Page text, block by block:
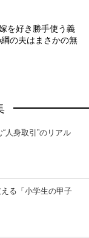
を好き勝手使う義
の夫はまさかの無
人身取引”のリアル
る「小学生の甲子